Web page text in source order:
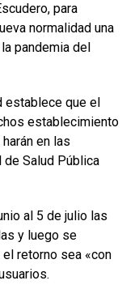
para
normalidad una
pandemia del
establece que el
establecimiento
en las
de Salud Pública
al 5 de julio las
y luego se
retorno sea «con